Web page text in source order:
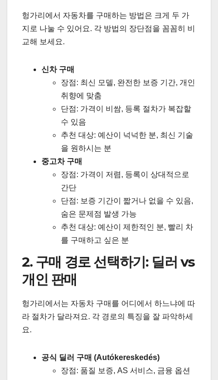
헝가리에서 자동차를 구매하는 방법은 크게 두 가
지로 나눌 수 있어요. 각 방법의 장단점을 꼼꼼히 비
교해 보세요.
신차 구매
장점: 최신 모델, 완전한 보증 기간, 개인
취향에 맞춤
단점: 가격이 비쌈, 등록 절차가 복잡할
수 있음
추천 대상: 예산이 넉넉한 분, 최신 기술
을 원하시는 분
중고차 구매
장점: 가격이 저렴, 등록이 상대적으로
간단
단점: 보증 기간이 짧거나 없을 수 있음,
숨은 문제점 발생 가능
추천 대상: 예산이 제한적인 분, 빨리 차
를 구매하고 싶은 분
2. 구매 경로 선택하기: 딜러 vs
개인 판매
헝가리에서는 자동차 구매를 어디에서 하느냐에 따
라 절차가 달라져요. 각 경로의 특징을 잘 파악하세
요.
공식 딜러 구매 (Autókereskedés)
장점: 품질 보증, AS 서비스, 금융 옵션